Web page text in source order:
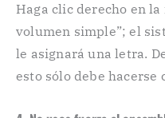
Haga clic derecho en
volumen simple”; el
le asignará una letra.
esto sólo debe hacerse